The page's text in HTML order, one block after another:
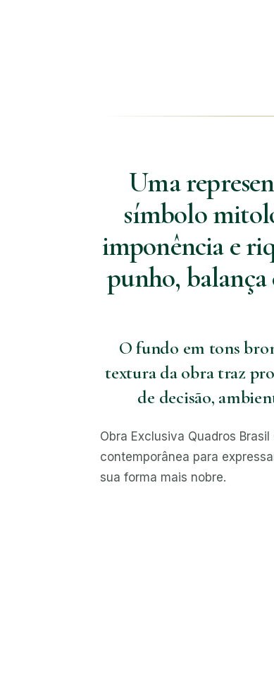
Uma
símbolo
imponência e
punho,
O fundo em tons
textura da obra traz
de decisão,
Obra Exclusiva Quadros
contemporânea para
sua forma mais nobre.